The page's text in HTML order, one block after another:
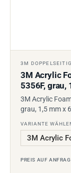
3M
3M Acrylic
5356F, grau,
3M Acrylic
grau, 1,5 mm x
VARIANTE
PREIS AUF